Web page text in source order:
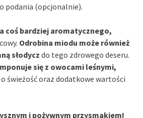
podania (opcjonalnie).
coś bardziej aromatycznego,
Odrobina miodu może również
słodycz do tego zdrowego deseru.
się z owocami leśnymi,
świeżość oraz dodatkowe wartości
i pożywnym przysmakiem!